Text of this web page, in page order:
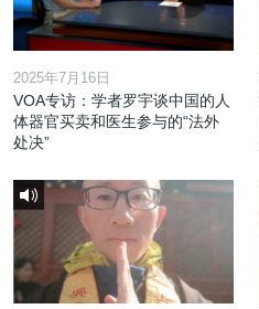
2025年7月16日
VOA专访：学者罗宇谈中国的人
体器官买卖和医生参与的“法外
处决”